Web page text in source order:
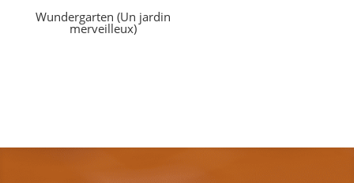
Wundergarten (Un jardin
merveilleux)